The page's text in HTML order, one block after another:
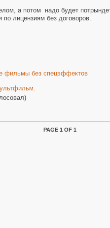
а потом надо будет
лицензиям без договоров.
фильмы без спецэффектов
PAGE 1 OF 1